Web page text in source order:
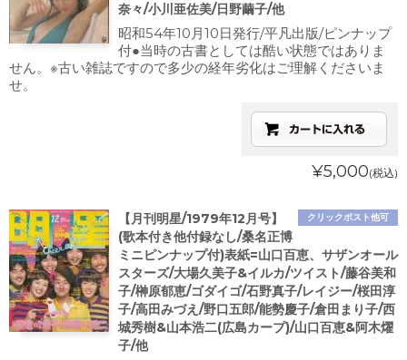
奈々/小川亜佐美/日野繭子/他
昭和54年10月10日発行/平凡出版/ピンナップ
付●当時の古書としては酷い状態ではありま
せん。※古い雑誌ですので多少の経年劣化はご理解くださいま
せ。
¥5,000(税込)
クリックポスト他可
【月刊明星/1979年12月号】
(歌本付き他付録なし/桑名正博
ミニピンナップ付)表紙=山口百恵、サザンオール
スターズ/大場久美子&イルカ/ツイスト/藤谷美和
子/榊原郁恵/ゴダイゴ/石野真子/レイジー/桜田淳
子/高田みづえ/野口五郎/能勢慶子/倉田まり子/西
城秀樹&山本浩二(広島カープ)/山口百恵&阿木燿
子/他